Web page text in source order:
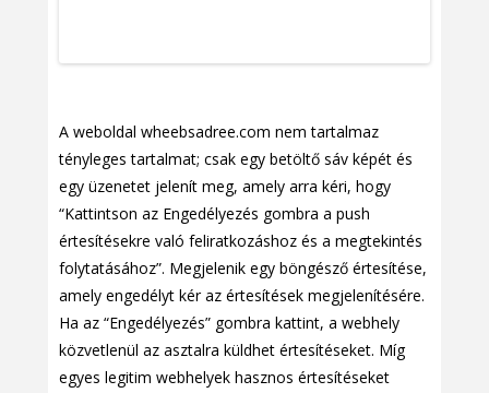
A weboldal wheebsadree.com nem tartalmaz
tényleges tartalmat; csak egy betöltő sáv képét és
egy üzenetet jelenít meg, amely arra kéri, hogy
“Kattintson az Engedélyezés gombra a push
értesítésekre való feliratkozáshoz és a megtekintés
folytatásához”. Megjelenik egy böngésző értesítése,
amely engedélyt kér az értesítések megjelenítésére.
Ha az “Engedélyezés” gombra kattint, a webhely
közvetlenül az asztalra küldhet értesítéseket. Míg
egyes legitim webhelyek hasznos értesítéseket